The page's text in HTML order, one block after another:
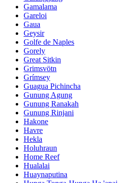
Gamalama
Gareloi
Gaua
Geysir
Golfe de Naples
Gorely
Great Sitkin
Grimsvötn
Grímsey
Guagua Pichincha
Gunung Agung
Gunung Ranakah
Gunung Rinjani
Hakone
Havre
Hekla
Holuhraun
Home Reef
Hualalai
Huaynaputina